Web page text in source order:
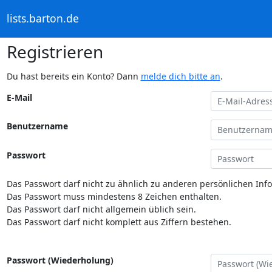
lists.barton.de
Registrieren
Du hast bereits ein Konto? Dann melde dich bitte an.
E-Mail
Benutzername
Passwort
Das Passwort darf nicht zu ähnlich zu anderen persönlichen
Das Passwort muss mindestens 8 Zeichen enthalten.
Das Passwort darf nicht allgemein üblich sein.
Das Passwort darf nicht komplett aus Ziffern bestehen.
Passwort (Wiederholung)